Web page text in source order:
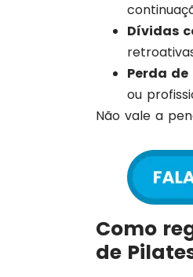
Dívidas
Perda
ou
Não vale a
Como
de